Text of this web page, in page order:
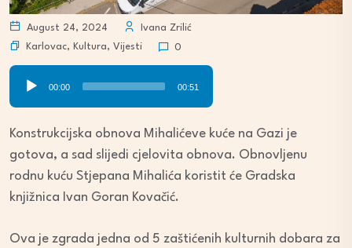
August 24, 2024
Ivana Zrilić
Karlovac, Kultura, Vijesti 0
Audio
Player
00:00 00:51
Konstrukcijska obnova Mihalićeve kuće na Gazi je
gotova, a sad slijedi cjelovita obnova. Obnovljenu
rodnu kuću Stjepana Mihalića koristit će Gradska
knjižnica Ivan Goran Kovačić.
Ova je zgrada jedna od 5 zaštićenih kulturnih dobara za